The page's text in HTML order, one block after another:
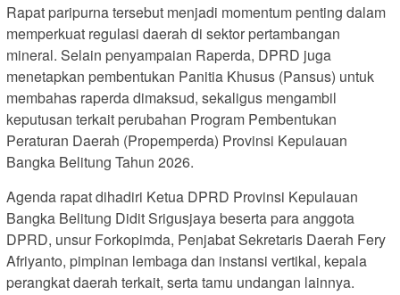
Rapat paripurna tersebut menjadi momentum penting dalam
memperkuat regulasi daerah di sektor pertambangan
mineral. Selain penyampaian Raperda, DPRD juga
menetapkan pembentukan Panitia Khusus (Pansus) untuk
membahas raperda dimaksud, sekaligus mengambil
keputusan terkait perubahan Program Pembentukan
Peraturan Daerah (Propemperda) Provinsi Kepulauan
Bangka Belitung Tahun 2026.
Agenda rapat dihadiri Ketua DPRD Provinsi Kepulauan
Bangka Belitung Didit Srigusjaya beserta para anggota
DPRD, unsur Forkopimda, Penjabat Sekretaris Daerah Fery
Afriyanto, pimpinan lembaga dan instansi vertikal, kepala
perangkat daerah terkait, serta tamu undangan lainnya.